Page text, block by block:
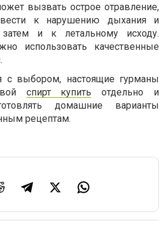
вызвать острое отравление,
к нарушению дыхания и
и к летальному исходу.
использовать качественные
с выбором, настоящие гурманы
спирт купить отдельно и
домашние варианты
рецептам.